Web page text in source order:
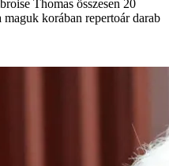
Thomas összesen 20
korában repertoár darab